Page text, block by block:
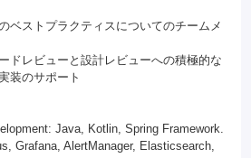
ベストプラクティスについてのチームメ
ドレビューと設計レビューへの積極的な
装のサポート
Java, Kotlin, Spring Framework.
Grafana, AlertManager, Elasticsearch,